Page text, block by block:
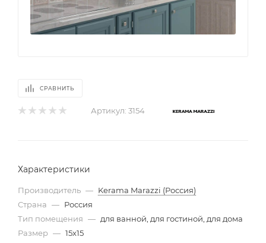
СРАВНИТЬ
Артикул: 3154
Характеристики
Производитель — Kerama Marazzi (Россия)
Страна — Россия
Тип помещения — для ванной, для гостиной, для дома
Размер — 15x15